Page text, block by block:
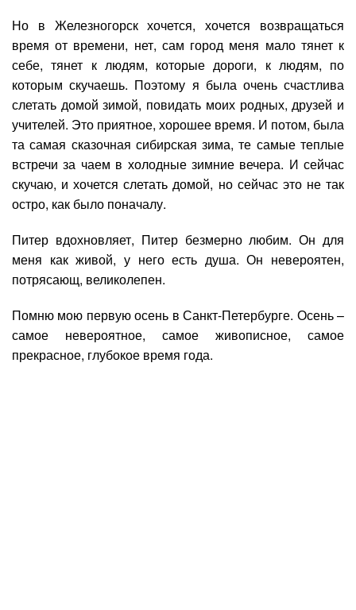
Но в Железногорск хочется, хочется возвращаться
время от времени, нет, сам город меня мало тянет к
себе, тянет к людям, которые дороги, к людям, по
которым скучаешь. Поэтому я была очень счастлива
слетать домой зимой, повидать моих родных, друзей и
учителей. Это приятное, хорошее время. И потом, была
та самая сказочная сибирская зима, те самые теплые
встречи за чаем в холодные зимние вечера. И сейчас
скучаю, и хочется слетать домой, но сейчас это не так
остро, как было поначалу.
Питер вдохновляет, Питер безмерно любим. Он для
меня как живой, у него есть душа. Он невероятен,
потрясающ, великолепен.
Помню мою первую осень в Санкт-Петербурге. Осень –
самое невероятное, самое живописное, самое
прекрасное, глубокое время года.